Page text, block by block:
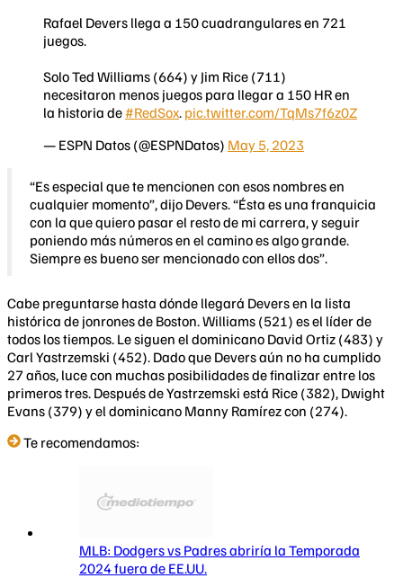
Rafael Devers llega a 150 cuadrangulares en 721
juegos.
Solo Ted Williams (664) y Jim Rice (711)
necesitaron menos juegos para llegar a 150 HR en
la historia de #RedSox. pic.twitter.com/TqMs7f6z0Z
— ESPN Datos (@ESPNDatos) May 5, 2023
“Es especial que te mencionen con esos nombres en
cualquier momento”, dijo Devers. “Ésta es una franquicia
con la que quiero pasar el resto de mi carrera, y seguir
poniendo más números en el camino es algo grande.
Siempre es bueno ser mencionado con ellos dos”.
Cabe preguntarse hasta dónde llegará Devers en la lista
histórica de jonrones de Boston. Williams (521) es el líder de
todos los tiempos. Le siguen el dominicano David Ortiz (483) y
Carl Yastrzemski (452). Dado que Devers aún no ha cumplido
27 años, luce con muchas posibilidades de finalizar entre los
primeros tres. Después de Yastrzemski está Rice (382), Dwight
Evans (379) y el dominicano Manny Ramírez con (274).
Te recomendamos:
MLB: Dodgers vs Padres abriría la Temporada
2024 fuera de EE.UU.